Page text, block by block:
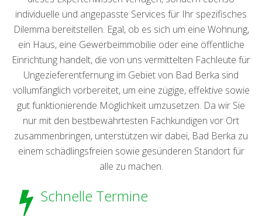
individuelle und angepasste Services für Ihr spezifisches
Dilemma bereitstellen. Egal, ob es sich um eine Wohnung,
ein Haus, eine Gewerbeimmobilie oder eine öffentliche
Einrichtung handelt, die von uns vermittelten Fachleute für
Ungezieferentfernung im Gebiet von Bad Berka sind
vollumfänglich vorbereitet, um eine zügige, effektive sowie
gut funktionierende Möglichkeit umzusetzen. Da wir Sie
nur mit den bestbewährtesten Fachkundigen vor Ort
zusammenbringen, unterstützen wir dabei, Bad Berka zu
einem schädlingsfreien sowie gesünderen Standort für
alle zu machen.
Schnelle Termine